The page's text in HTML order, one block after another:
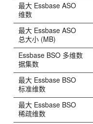
最大 Essbase ASO
维数
最大 Essbase ASO
总大小 (MB)
Essbase BSO 多维数
据集数
最大 Essbase BSO
标准维数
最大 Essbase BSO
稀疏维数